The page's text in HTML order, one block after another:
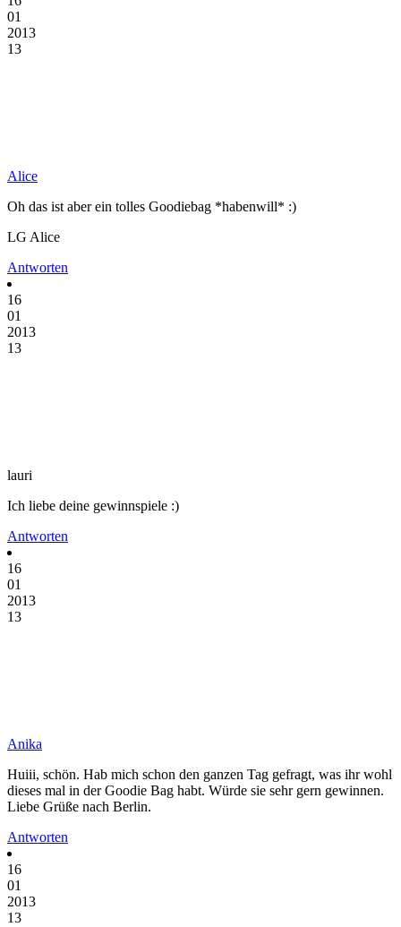
01
2013
13
Alice
Oh das ist aber ein tolles Goodiebag *habenwill* :)
LG Alice
Antworten
16
01
2013
13
lauri
Ich liebe deine gewinnspiele :)
Antworten
16
01
2013
13
Anika
Huiii, schön. Hab mich schon den ganzen Tag gefragt, was ihr wohl
dieses mal in der Goodie Bag habt. Würde sie sehr gern gewinnen.
Liebe Grüße nach Berlin.
Antworten
16
01
2013
13